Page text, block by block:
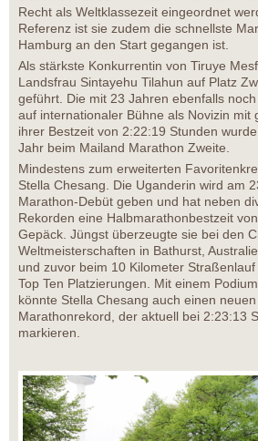
Recht als Weltklassezeit eingeordnet
Referenz ist sie zudem die schnellste
Hamburg an den Start gegangen ist.
Als stärkste Konkurrentin von Tiruye
Landsfrau Sintayehu Tilahun auf Platz
geführt. Die mit 23 Jahren ebenfalls
auf internationaler Bühne als Novizin mit
ihrer Bestzeit von 2:22:19 Stunden
Jahr beim Mailand Marathon Zweite.
Mindestens zum erweiterten
Stella Chesang. Die Uganderin wird am
Marathon-Debüt geben und hat neben
Rekorden eine Halbmarathonbestzeit
Gepäck. Jüngst überzeugte sie bei den
Weltmeisterschaften in Bathurst,
und zuvor beim 10 Kilometer
Top Ten Platzierungen. Mit einem
könnte Stella Chesang auch einen
Marathonrekord, der aktuell bei 2:23:13
markieren.